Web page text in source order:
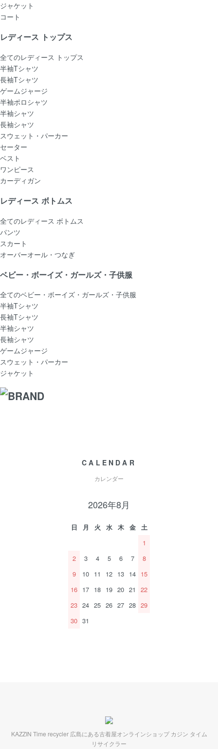
ジャケット
コート
レディース トップス
全てのレディース トップス
半袖Tシャツ
長袖Tシャツ
ゲームジャージ
半袖ポロシャツ
半袖シャツ
長袖シャツ
スウェット・パーカー
セーター
ベスト
ワンピース
カーディガン
レディース ボトムス
全てのレディース ボトムス
パンツ
スカート
オーバーオール・つなぎ
ベビー・ボーイズ・ガールズ・子供服
全てのベビー・ボーイズ・ガールズ・子供服
半袖Tシャツ
長袖Tシャツ
半袖シャツ
長袖シャツ
ゲームジャージ
スウェット・パーカー
ジャケット
CALENDAR
カレンダー
2026年8月
日 月 火 水 木 金
土
1
2
3 4 5 6 7
8
9
10 11 12 13 14 15
16 17 18 19 20 21
22
23 24 25 26 27 28 29
30 31
KAZZIN Time recycler 広島にある古着屋オンラインショップ カジン タイム
リサイクラー